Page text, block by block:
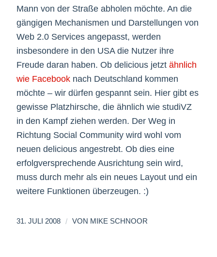
Mann von der Straße abholen möchte. An die
gängigen Mechanismen und Darstellungen von
Web 2.0 Services angepasst, werden
insbesondere in den USA die Nutzer ihre
Freude daran haben. Ob delicious jetzt ähnlich
wie Facebooknach Deutschland kommen
möchte – wir dürfen gespannt sein. Hier gibt es
gewisse Platzhirsche, die ähnlich wie studiVZ
in den Kampf ziehen werden. Der Weg in
Richtung Social Community wird wohl vom
neuen delicious angestrebt. Ob dies eine
erfolgversprechende Ausrichtung sein wird,
muss durch mehr als ein neues Layout und ein
weitere Funktionen überzeugen. :)
31. JULI 2008 / VON MIKE SCHNOOR